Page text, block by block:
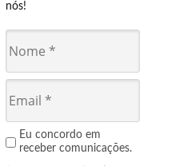
nós!
Eu concordo em
receber comunicações.